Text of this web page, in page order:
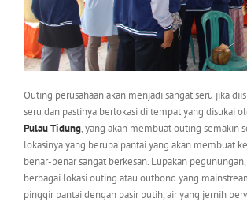
Outing perusahaan akan menjadi sangat seru jika
seru dan pastinya berlokasi di tempat yang disukai
Pulau Tidung, yang akan membuat outing semakin
lokasinya yang berupa pantai yang akan membuat
benar-benar sangat berkesan. Lupakan
berbagai lokasi outing atau outbond yang
pinggir pantai dengan pasir putih, air yang jernih